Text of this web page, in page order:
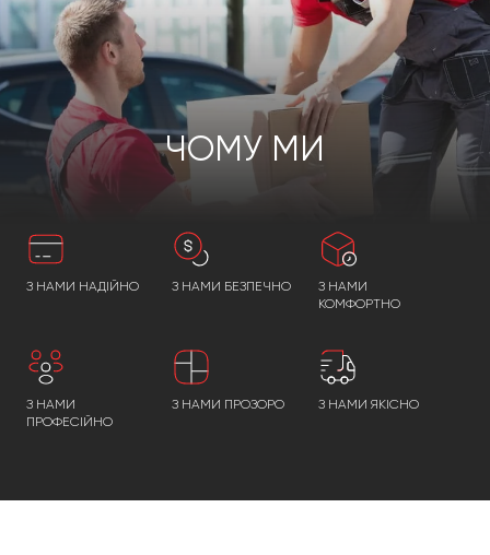
ЧОМУ МИ
З НАМИ НАДІЙНО З НАМИ БЕЗПЕЧНО
З НАМИ
КОМФОРТНО
З НАМИ
ПРОФЕСІЙНО
З НАМИ ПРОЗОРО З НАМИ ЯКІСНО